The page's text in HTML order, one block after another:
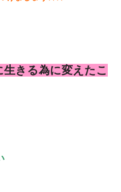
きる為に変えたこ